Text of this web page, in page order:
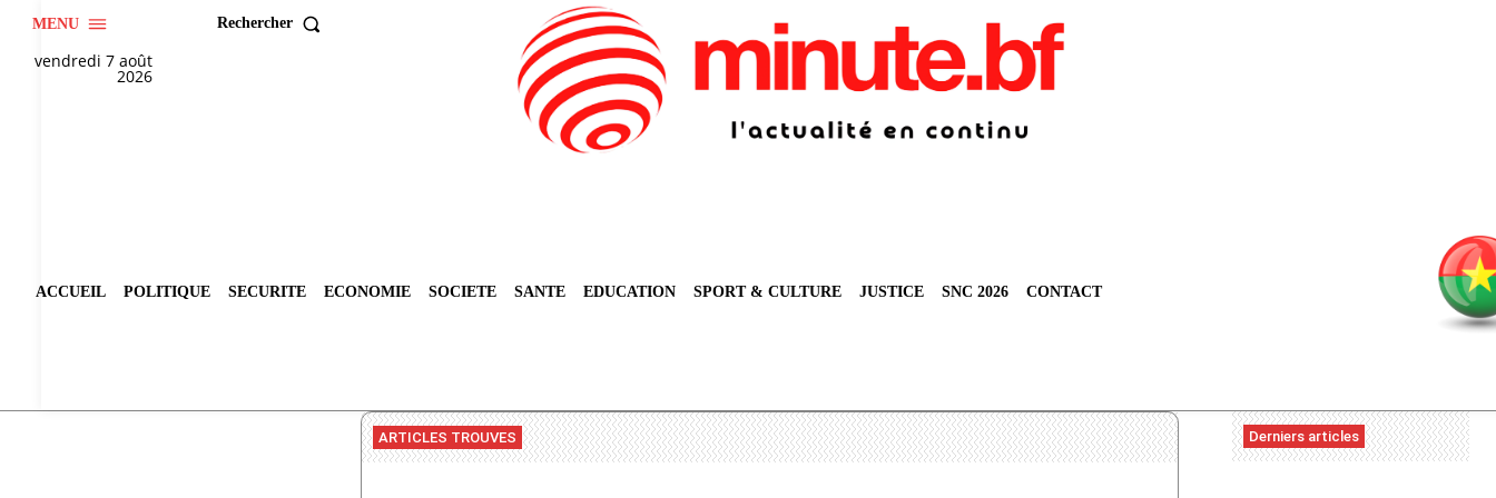
MENU Rechercher
vendredi 7 août
2026
ACCUEIL POLITIQUE SECURITE ECONOMIE SOCIETE SANTE EDUCATION SPORT & CULTURE JUSTICE SNC 2026 CONTACT
ARTICLES TROUVES Derniers articles